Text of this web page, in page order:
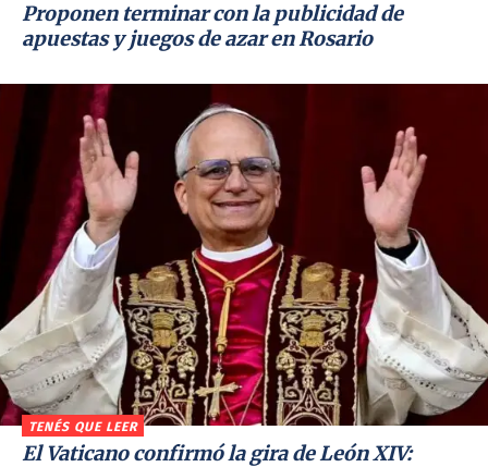
Proponen terminar con la publicidad de
apuestas y juegos de azar en Rosario
TENÉS QUE LEER
El Vaticano confirmó la gira de León XIV: